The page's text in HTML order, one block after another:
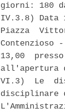
giorni: 180
IV.3.8) Data
Piazza
Contenzioso
13,00
all'apertura
VI.3)  Le